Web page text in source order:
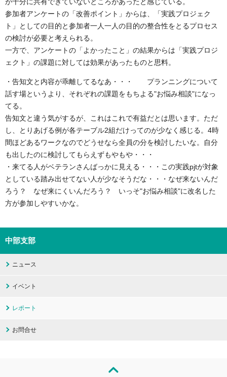
が十分に共有できていないところがあったと感じている。
参加者アンケートの「改善ポイント」からは、「実践プロジェク
ト」としての目的と参加者一人一人の目的の整合性をとるプロセス
の検討が必要と考えられる。
一方で、アンケートの「よかったこと」の結果からは「実践プロジ
ェクト」の課題に対しては効果があったものと思料。
・告知文と内容が乖離してるなあ・・・ プランニングについて
話す場というより、それぞれの課題をもちよる"お悩み相談"になっ
てる。
告知文と違う気がするが、これはこれで有益だとは思います。ただ
し、とりあげる例が各テーブル2組だけってのが少なく感じる。4時
間ほどあるワークなのでどうせなら全員の分を検討したいな。自分
も出したのに検討してもらえずもやもや・・・
・来てる人がベテランさんばっかに見える・・・この実践pjtが対象
としている踏み出せてない人が少なそうだな・・・なぜ来ないんだ
ろう？ なぜ来にくいんだろう？ いっそ"お悩み相談"に改名した
方が参加しやすいかな。
中部支部
ニュース
イベント
レポート
お問合せ